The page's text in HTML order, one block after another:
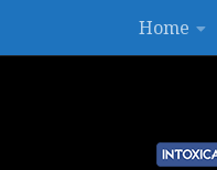
Skip to contentHome